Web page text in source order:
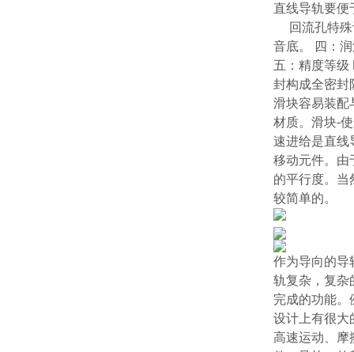
直线导轨要便
回流孔特殊
音底。 四：
五：精度等级
封构成全密封
滑块容易装配
材质。滑块-
速进给是直线
移动元件。由
的平行度。当
较简单的。
作为导向的导
轨复杂，复杂
完成的功能。
设计上有很大
高速运动、摩